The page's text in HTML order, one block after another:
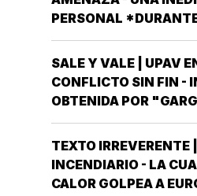
PERSONAL
QUE EL CONJUNTO
LLAMADO LOS PINOS
OFICIAL DEL
ESTUVE AHÍ
SALE Y VALE | UPAV
CONFLICTO SIN FIN -
OBTENIDA POR
PROFUNDA" SEÑALA
GOBIERNO DEL
PUNTO DE
DE LA UNIVERSIDAD
TEXTO IRREVERENTE
INCENDIARIO - LA
CALOR GOLPEA A